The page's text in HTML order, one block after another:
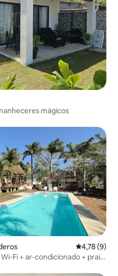
mágicos
4,78 de
4,78 (9)
Fi + ar-condicionado + praia